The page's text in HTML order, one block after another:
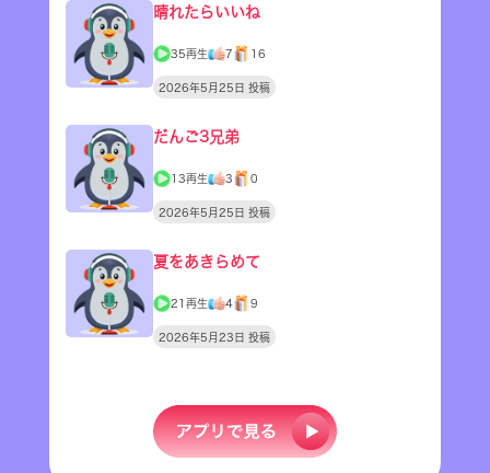
晴れたらいいね
35再生 7 16
2026年5月25日 投稿
だんご3兄弟
13再生 3 0
2026年5月25日 投稿
夏をあきらめて
21再生 4 9
2026年5月23日 投稿